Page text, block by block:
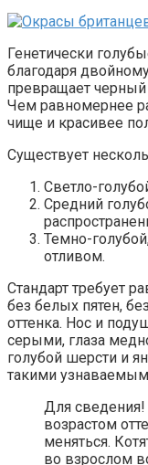
Генетически
благодаря
превращает черный
Чем равномернее
чище и красивее
Существует
Светло-
Средний
Темно-
отливом.
Стандарт требует
без белых пятен,
оттенка. Нос и
серыми, глаза
голубой шерсти и
такими
Для сведения!
возрастом
меняться.
во взрослом